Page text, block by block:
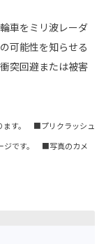
車をミリ波レーダ
可能性を知らせる
突回避または被害
ます。 ■プリクラッシュ
ジです。 ■写真のカメ